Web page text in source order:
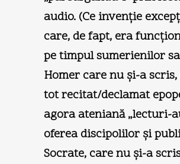
audio. (Ce invenţie
care, de fapt, era
pe timpul sumerienilor
Homer care nu şi-a
tot recitat/declamat
agora ateniană „lecturi-
oferea discipolilor şi
Socrate, care nu şi-a